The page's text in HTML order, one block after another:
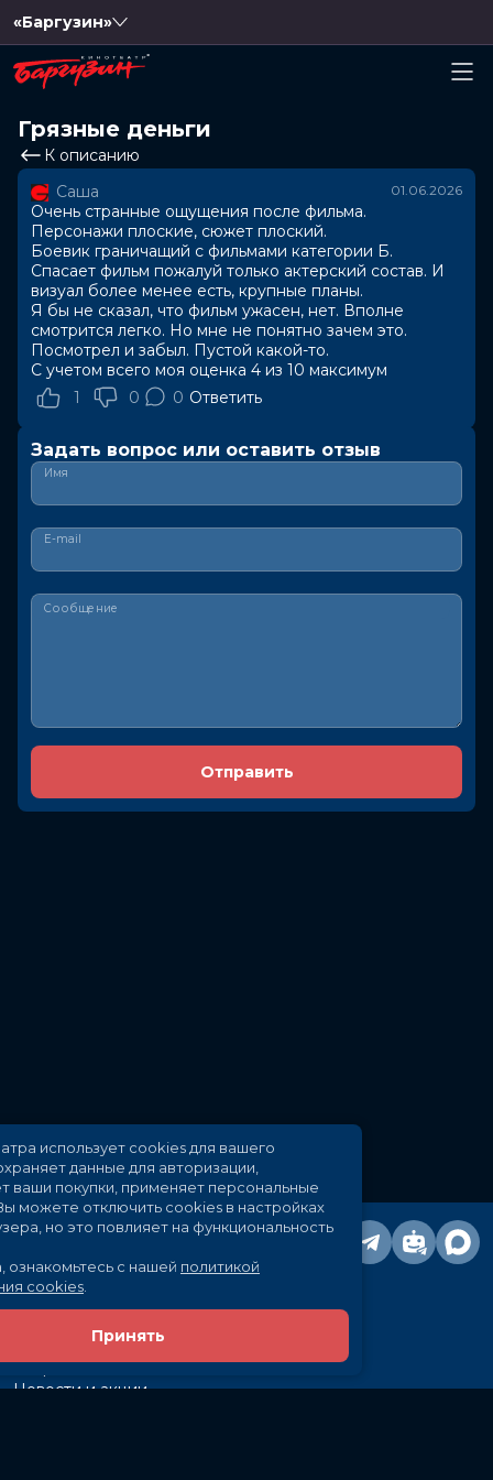
«Баргузин»
Грязные деньги
К описанию
Саша
01.06.2026
Очень странные ощущения после фильма.
Персонажи плоские, сюжет плоский.
Боевик граничащий с фильмами категории Б.
Спасает фильм пожалуй только актерский состав. И
визуал более менее есть, крупные планы.
Я бы не сказал, что фильм ужасен, нет. Вполне
смотрится легко. Но мне не понятно зачем это.
Посмотрел и забыл. Пустой какой-то.
С учетом всего моя оценка 4 из 10 максимум
1
0 0 Ответить
Задать вопрос или оставить отзыв
Имя
E-mail
Сообщение
Отправить
Расписание
Скоро в кино
Новости и акции
кинотеатра использует cookies для вашего
сохраняет данные для авторизации,
ваши покупки, применяет персональные
Вы можете отключить cookies в настройках
браузера, но это повлияет на функциональность
ознакомьтесь с нашей
cookies